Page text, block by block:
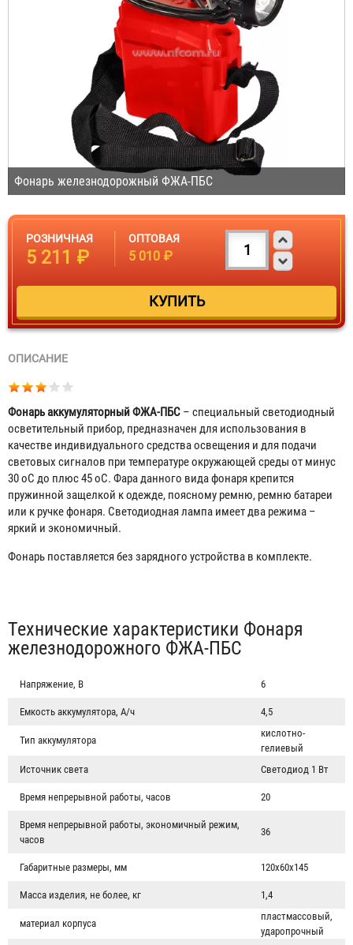
Фонарь железнодорожный ФЖА-ПБС
РОЗНИЧНАЯ
5 211 ₽
ОПТОВАЯ
5 010 ₽
ОПИСАНИЕ
Фонарь аккумуляторный ФЖА-ПБС – специальный светодиодный
осветительный прибор, предназначен для использования в
качестве индивидуального средства освещения и для подачи
световых сигналов при температуре окружающей среды от минус
30oС до плюс 45oС. Фара данного вида фонаря крепится
пружинной защелкой к одежде, поясному ремню, ремню батареи
или к ручке фонаря. Светодиодная лампа имеет два режима –
яркий и экономичный.
Фонарь поставляется без зарядного устройства в комплекте.
Табы
Технические характеристики Фонаря
железнодорожного ФЖА-ПБС
Напряжение, В 6
Емкость аккумулятора, А/ч 4,5
Тип аккумулятора
кислотно-
гелиевый
Источник света
Светодиод 1 Вт
Время непрерывной работы, часов 20
Время непрерывной работы, экономичный режим,
часов
36
Габаритные размеры, мм 120х60х145
Масса изделия, не более, кг 1,4
материал корпуса
пластмассовый,
ударопрочный